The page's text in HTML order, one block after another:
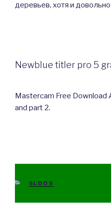
деревьев, хотя и
Newblue titler pro 5
Mastercam Free Download
and part 2.
CATEGORIES
SLDDS